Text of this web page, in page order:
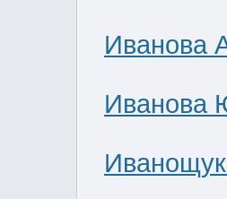
Иванова
Иванова